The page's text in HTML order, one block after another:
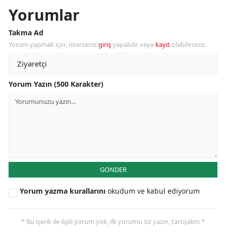
Yorumlar
Takma Ad
Yorum yapmak için, istersenizgirişyapabilir veya kayıt olabilirsiniz.
Yorum Yazın (500 Karakter)
GÖNDER
Yorum yazma kurallarını okudum ve kabul ediyorum
* Bu içerik ile ilgili yorum yok, ilk yorumu siz yazın, tartışalım *